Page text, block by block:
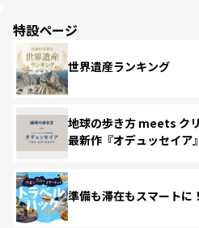
特設ページ
世界遺産ランキング
地球の歩き方 meets ク
最新作『オデュッセイア』
準備も滞在もスマート